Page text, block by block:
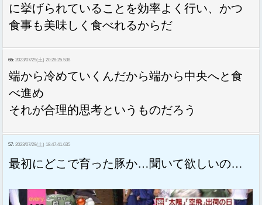
に挙げられていることを効率よく行い、かつ
食事も美味しく食べれるからだ
65: 2023/07/29(土) 20:28:25.538
端から冷めていくんだから端から中央へと食
べ進め
それが合理的思考というものだろう
57: 2023/07/29(土) 18:47:41.635
最初にどこで育った豚か…聞いて欲しいの…